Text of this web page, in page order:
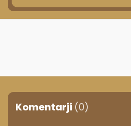
Komentarji (0)